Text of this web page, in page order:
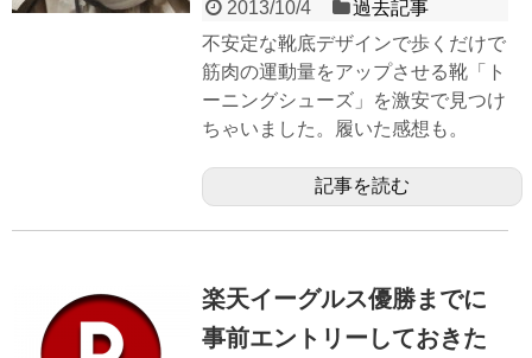
2013/10/4
過去記事
不安定な靴底デザインで歩くだけで
筋肉の運動量をアップさせる靴「ト
ーニングシューズ」を激安で見つけ
ちゃいました。履いた感想も。
記事を読む
楽天イーグルス優勝までに
事前エントリーしておきた